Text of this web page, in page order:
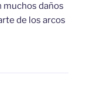
muchos daños
de los arcos